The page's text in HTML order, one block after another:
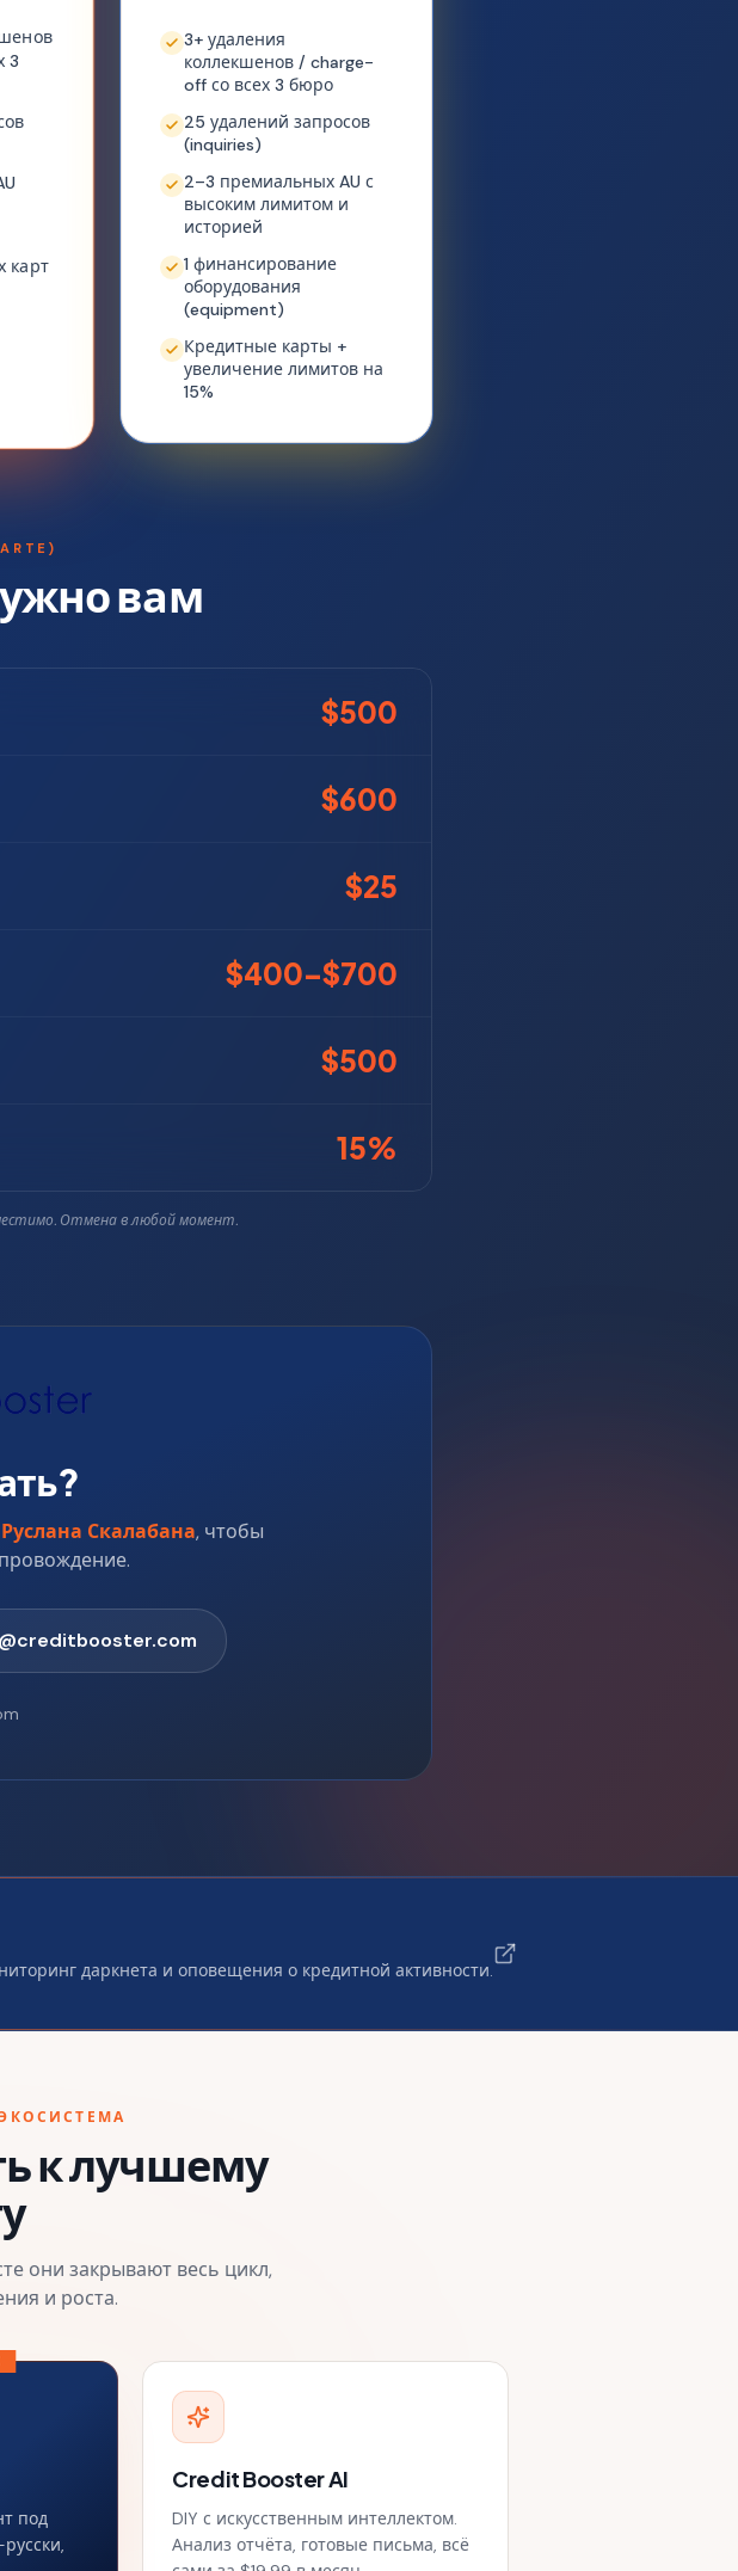
3
карт
3+ удаления
коллекшенов / charge-
off со всех 3 бюро
25 удалений запросов
(inquiries)
2–3 премиальных AU с
высоким лимитом и
историей
1 финансирование
оборудования
(equipment)
Кредитные карты +
увеличение лимитов на
15%
вам
$500
$600
$25
$400–$700
$500
15%
Отмена в любой момент.
Руслана Скалабана, чтобы
даркнета и оповещения о кредитной активности.
к лучшему
они закрывают весь цикл,
и роста.
под
Credit Booster AI
DIY с искусственным интеллектом.
Анализ отчёта, готовые письма, всё